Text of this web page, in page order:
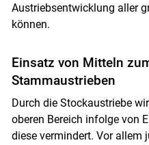
Austriebsentwicklung aller
können.
Einsatz von Mitteln
Stammaustrieben
Durch die Stockaustriebe
oberen Bereich infolge von
diese vermindert. Vor allem